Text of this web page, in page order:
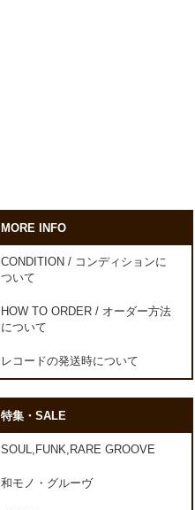
MORE INFO
CONDITION / コンディションに
ついて
HOW TO ORDER / オーダー方法
について
レコードの発送時について
特集・SALE
SOUL,FUNK,RARE GROOVE
和モノ・グルーヴ